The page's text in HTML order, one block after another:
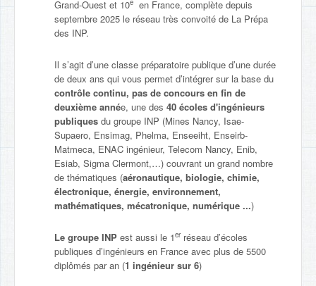
Grand-Ouest et 10e en France, complète depuis
septembre 2025 le réseau très convoité de La Prépa
des INP.
Il s’agit d’une classe préparatoire publique d’une durée
de deux ans qui vous permet d’intégrer sur la base du
contrôle continu, pas de concours en fin de
deuxième année, une des40 écoles d'ingénieurs
publiques du groupe INP (Mines Nancy, Isae-
Supaero, Ensimag, Phelma, Enseeiht, Enseirb-
Matmeca, ENAC ingénieur, Telecom Nancy, Enib,
Esiab, Sigma Clermont,…) couvrant un grand nombre
de thématiques (aéronautique, biologie, chimie,
électronique, énergie, environnement,
mathématiques, mécatronique, numérique ...)
Le groupe INP est aussi le 1er réseau d’écoles
publiques d’ingénieurs en France avec plus de 5500
diplômés par an (1 ingénieur sur 6)